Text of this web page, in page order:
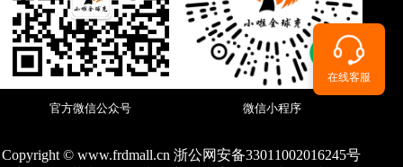
官方微信公众号 微信小程序
在线客服
Copyright © www.frdmall.cn 浙公网安备33011002016245号